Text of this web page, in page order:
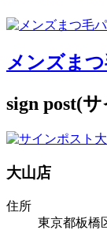
メンズま
sign post(
大山店
住所
東京都板橋